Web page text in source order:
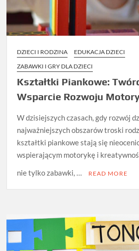
DZIECI I RODZINA
EDUKACJA DZIECI
ZABAWKI I GRY DLA DZIECI
Kształtki Piankowe:
Wsparcie Rozwoju
W dzisiejszych czasach, gdy rozwój
najważniejszych obszarów troski
kształtki piankowe stają się
wspierającym motorykę i
nie tylko zabawki, …
READ MORE